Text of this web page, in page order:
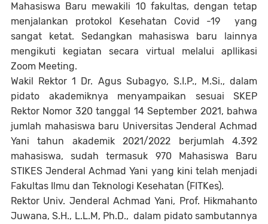
Mahasiswa Baru mewakili 10 fakultas, dengan tetap
menjalankan protokol Kesehatan Covid -19 yang
sangat ketat. Sedangkan mahasiswa baru lainnya
mengikuti kegiatan secara virtual melalui apllikasi
Zoom Meeting.
Wakil Rektor 1 Dr. Agus Subagyo, S.I.P., M.Si., dalam
pidato akademiknya menyampaikan sesuai SKEP
Rektor Nomor 320 tanggal 14 September 2021, bahwa
jumlah mahasiswa baru Universitas Jenderal Achmad
Yani tahun akademik 2021/2022 berjumlah 4.392
mahasiswa, sudah termasuk 970 Mahasiswa Baru
STIKES Jenderal Achmad Yani yang kini telah menjadi
Fakultas Ilmu dan Teknologi Kesehatan (FITKes).
Rektor Univ. Jenderal Achmad Yani, Prof. Hikmahanto
Juwana, S.H., L.L.M, Ph.D., dalam pidato sambutannya